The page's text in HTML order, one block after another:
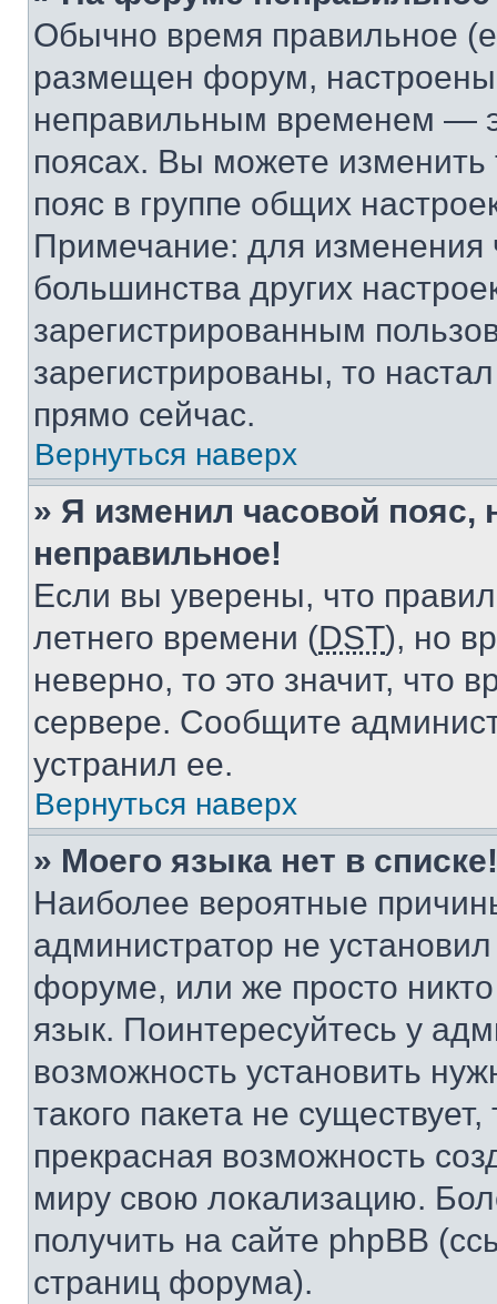
Обычно время правильное
размещен форум, настроены
неправильным временем —
поясах. Вы можете изменить
пояс в группе общих
Примечание: для изменения
большинства других
зарегистрированным
зарегистрированы, то
прямо сейчас.
Вернуться наверх
» Я изменил часовой пояс,
неправильное!
Если вы уверены, что
летнего времени (DST), но
неверно, то это значит, что
сервере. Сообщите
устранил ее.
Вернуться наверх
» Моего языка нет в списке!
Наиболее вероятные
администратор не
форуме, или же просто
язык. Поинтересуйтесь у
возможность установить
такого пакета не
прекрасная возможность
миру свою локализацию.
получить на сайте phpBB
страниц форума).